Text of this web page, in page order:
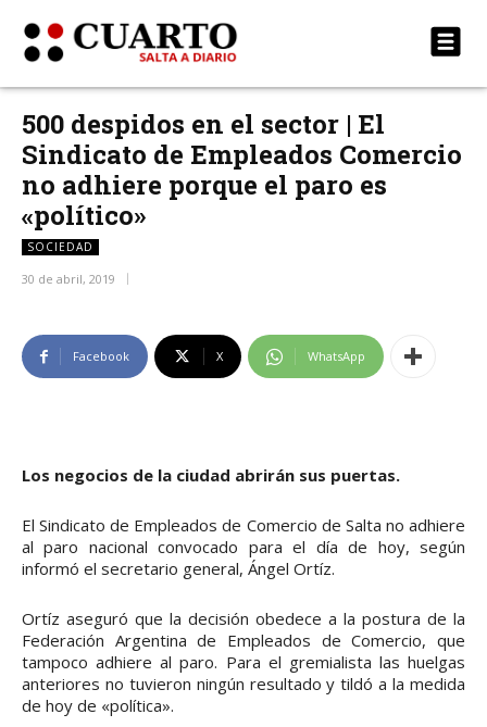
500 despidos en el sector | El
Sindicato de Empleados Comercio
no adhiere porque el paro es
«político»
SOCIEDAD
30 de abril, 2019
Facebook X WhatsApp
Los negocios de la ciudad abrirán sus puertas.
El Sindicato de Empleados de Comercio de Salta no adhiere
al paro nacional convocado para el día de hoy, según
informó el secretario general, Ángel Ortíz.
Ortíz aseguró que la decisión obedece a la postura de la
Federación Argentina de Empleados de Comercio, que
tampoco adhiere al paro. Para el gremialista las huelgas
anteriores no tuvieron ningún resultado y tildó a la medida
de hoy de «política».